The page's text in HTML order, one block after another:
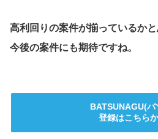
高利回りの案件が揃っているかと
今後の案件にも期待ですね。
BATSUNAGU(バ
登録はこちらか